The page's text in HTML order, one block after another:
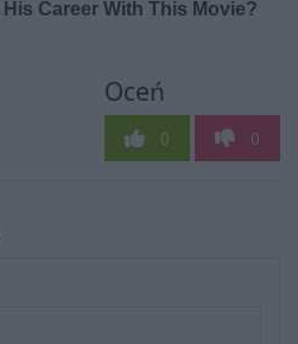
Oceń
0 0